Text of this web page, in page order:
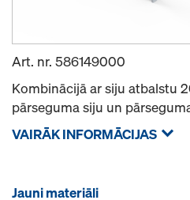
Art. nr. 586149000
Kombinācijā ar siju atbalstu
pārseguma siju un
VAIRĀK INFORMĀCIJAS
Jauni materiāli